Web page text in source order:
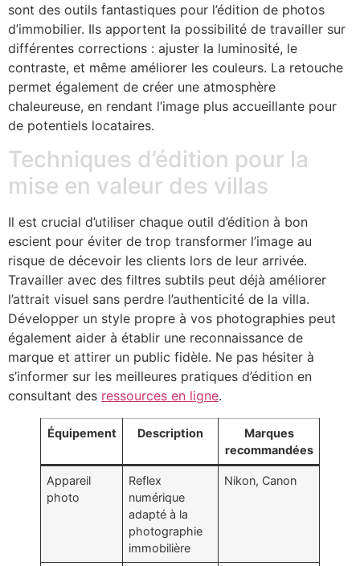
sont des outils fantastiques pour l’édition de photos
d’immobilier. Ils apportent la possibilité de travailler sur
différentes corrections : ajuster la luminosité, le
contraste, et même améliorer les couleurs. La retouche
permet également de créer une atmosphère
chaleureuse, en rendant l’image plus accueillante pour
de potentiels locataires.
Techniques d’édition pour la
mise en valeur des villas
Il est crucial d’utiliser chaque outil d’édition à bon
escient pour éviter de trop transformer l’image au
risque de décevoir les clients lors de leur arrivée.
Travailler avec des filtres subtils peut déjà améliorer
l’attrait visuel sans perdre l’authenticité de la villa.
Développer un style propre à vos photographies peut
également aider à établir une reconnaissance de
marque et attirer un public fidèle. Ne pas hésiter à
s’informer sur les meilleures pratiques d’édition en
consultant des ressources en ligne.
Équipement Description
Marques
recommandées
Appareil
photo
Reflex
numérique
adapté à la
photographie
immobilière
Nikon, Canon